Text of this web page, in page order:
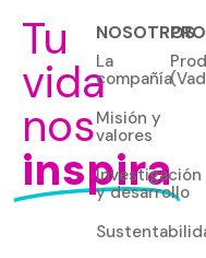
Tu
vida
nos
inspira
NOSOTROS
La
compañía
Misión y
valores
Investigación
y desarrollo